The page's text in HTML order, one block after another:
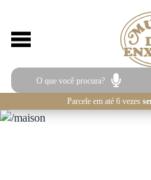
Parcele em até 6 vezes